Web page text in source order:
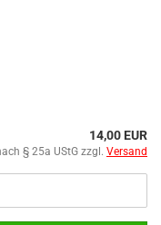
14,00 EUR
§ 25a UStG zzgl. Versand